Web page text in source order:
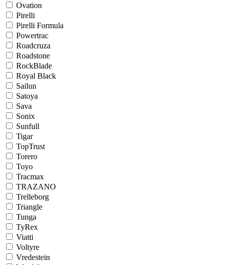
Ovation
Pirelli
Pirelli Formula
Powertrac
Roadcruza
Roadstone
RockBlade
Royal Black
Sailun
Satoya
Sava
Sonix
Sunfull
Tigar
TopTrust
Torero
Toyo
Tracmax
TRAZANO
Trelleborg
Triangle
Tunga
TyRex
Viatti
Voltyre
Vredestein